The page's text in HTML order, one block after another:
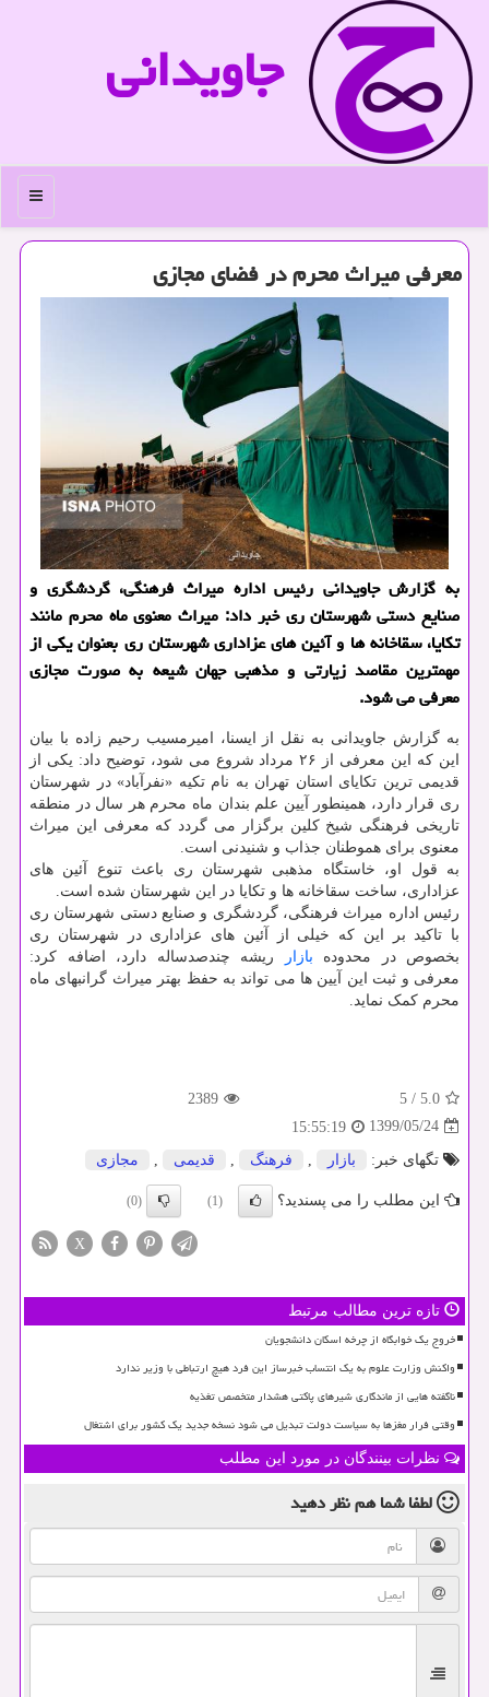
جاویدانی
منو
معرفی میراث محرم در فضای مجازی
به گزارش جاویدانی رئیس اداره میراث فرهنگی، گردشگری و
صنایع دستی شهرستان ری خبر داد: میراث معنوی ماه محرم مانند
تكایا، سقاخانه ها و آئین های عزاداری شهرستان ری بعنوان یكی از
مهمترین مقاصد زیارتی و مذهبی جهان شیعه به صورت مجازی
معرفی می شود.
به گزارش جاویدانی به نقل از ایسنا، امیرمسیب رحیم زاده با بیان
این که این معرفی از ۲۶ مرداد شروع می شود، توضیح داد: یکی از
قدیمی ترین تکایای استان تهران به نام تکیه «نفرآباد» در شهرستان
ری قرار دارد، همینطور آیین علم بندان ماه محرم هر سال در منطقه
تاریخی فرهنگی شیخ کلین برگزار می گردد که معرفی این میراث
معنوی برای هموطنان جذاب و شنیدنی است.
به قول او، خاستگاه مذهبی شهرستان ری باعث تنوع آئین های
عزاداری، ساخت سقاخانه ها و تکایا در این شهرستان شده است.
رئیس اداره میراث فرهنگی، گردشگری و صنایع دستی شهرستان ری
با تاکید بر این که خیلی از آئین های عزاداری در شهرستان ری
بخصوص در محدوده بازار
ریشه چندصدساله دارد، اضافه کرد:
معرفی و ثبت این آیین ها می تواند به حفظ بهتر میراث گرانبهای ماه
محرم کمک نماید.
5.0
/
5
2389
1399/05/24
15:55:19
تگهای خبر:
بازار , فرهنگ , قدیمی , مجازی
این مطلب را می پسندید؟ (1)
(0)
X
تازه ترین مطالب مرتبط
خروج یک خوابگاه از چرخه اسکان دانشجویان
واکنش وزارت علوم به یک انتساب خبرساز این فرد هیچ ارتباطی با وزیر ندارد
ناگفته هایی از ماندگاری شیرهای پاکتی هشدار متخصص تغذیه
وقتی فرار مغزها به سیاست دولت تبدیل می شود نسخه جدید یک کشور برای اشتغال
نظرات بینندگان در مورد این مطلب
لطفا شما همنظر دهید